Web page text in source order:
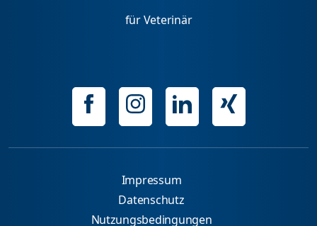
für Veterinär
Impressum
Datenschutz
Nutzungsbedingungen